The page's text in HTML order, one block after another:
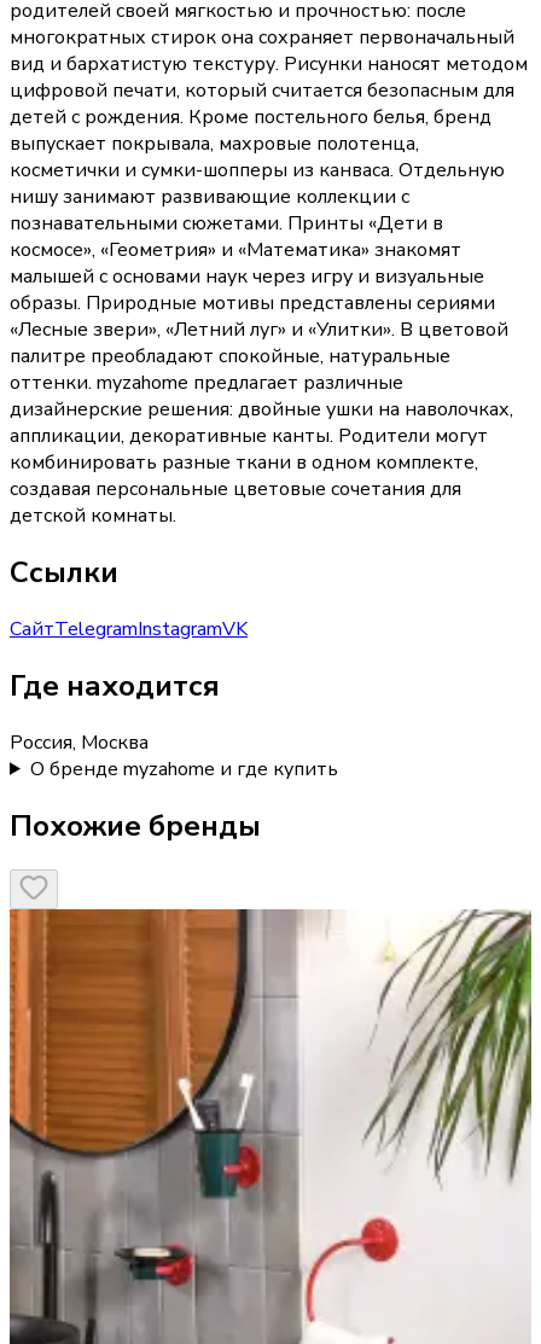
родителей своей мягкостью и прочностью: после
многократных стирок она сохраняет первоначальный
вид и бархатистую текстуру. Рисунки наносят методом
цифровой печати, который считается безопасным для
детей с рождения. Кроме постельного белья, бренд
выпускает покрывала, махровые полотенца,
косметички и сумки-шопперы из канваса. Отдельную
нишу занимают развивающие коллекции с
познавательными сюжетами. Принты «Дети в
космосе», «Геометрия» и «Математика» знакомят
малышей с основами наук через игру и визуальные
образы. Природные мотивы представлены сериями
«Лесные звери», «Летний луг» и «Улитки». В цветовой
палитре преобладают спокойные, натуральные
оттенки. myzahome предлагает различные
дизайнерские решения: двойные ушки на наволочках,
аппликации, декоративные канты. Родители могут
комбинировать разные ткани в одном комплекте,
создавая персональные цветовые сочетания для
детской комнаты.
Ссылки
СайтTelegramInstagramVK
Где находится
Россия, Москва
О бренде myzahome и где купить
Похожие бренды